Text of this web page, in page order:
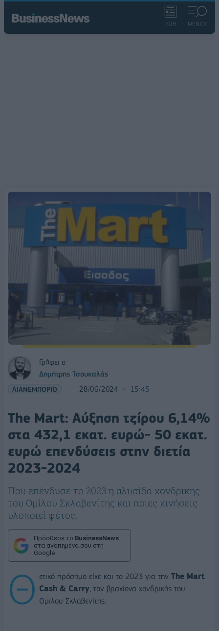
ΡΟΗ ΜΕΝΟΥ
Γράφει ο
Δημήτρης Τσουκαλάς
ΛΙΑΝΕΜΠΟΡΙΟ 28/06/2024 15:45
Τhe Mart: Aύξηση τζίρου 6,14%
στα 432,1 εκατ. ευρώ- 50 εκατ.
ευρώ επενδύσεις στην διετία
2023-2024
Που επένδυσε το 2023 η αλυσίδα χονδρικής
του Ομίλου Σκλαβενίτης και ποιες κινήσεις
υλοποιεί φέτος.
Πρόσθεσε το BusinessNews
στα αγαπημένα σου στη
Google
Θ ετικό πρόσημο είχε και το 2023 για την The Mart
Cash & Carry , τον βραχίονα χονδρικής του
Ομίλου Σκλαβενίτης.